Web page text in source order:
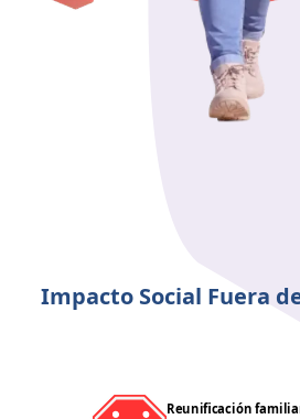
Impacto Social Fuera
Reunificación